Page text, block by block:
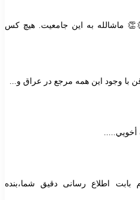
ماشالله به این جامعیت. هیچ کس
با وجود این همه مرجع در عراق و...
اطلاع رسانی دقیق شما،بنده